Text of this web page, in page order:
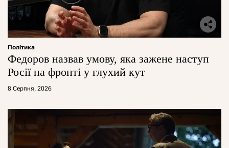
Політика
Федоров назвав умову, яка зажене наступ
Росії на фронті у глухий кут
8 Серпня, 2026